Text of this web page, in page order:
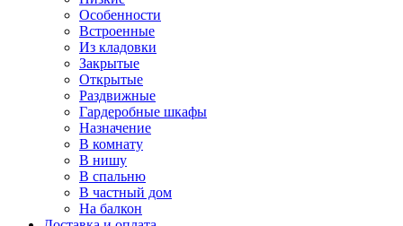
Особенности
Встроенные
Из кладовки
Закрытые
Открытые
Раздвижные
Гардеробные шкафы
Назначение
В комнату
В нишу
В спальню
В частный дом
На балкон